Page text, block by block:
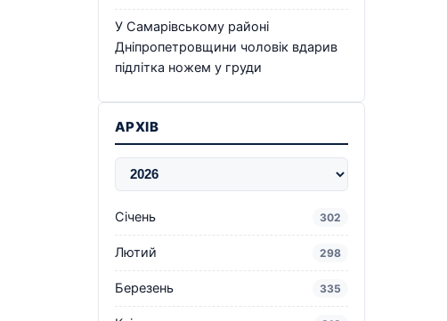
У Самарівському районі
Дніпропетровщини чоловік вдарив
підлітка ножем у груди
АРХІВ
Січень 302
Лютий 298
Березень 335